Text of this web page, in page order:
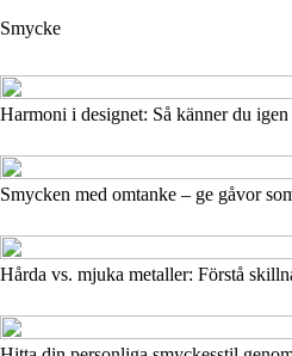
Smycke
Harmoni i designet: Så känner du
Smycken med omtanke – ge gåvor
Hårda vs. mjuka metaller: Förstå